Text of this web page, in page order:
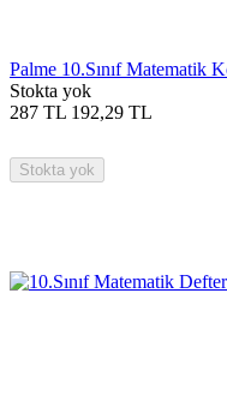
Palme 10.Sınıf Matematik
Stokta yok
287 TL 192,29 TL
Stokta yok